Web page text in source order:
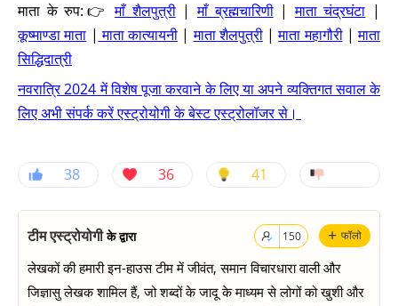
माता के रुप:👉माँ शैलपुत्री|माँ ब्रह्मचारिणी|माता चंद्रघंटा |
कूष्माण्डा माता | माता कात्यायनी |माता शैलपुत्री|माता महागौरी|माता
सिद्धिदात्री
नवरात्रि 2024 में विशेष पूजा करवाने के लिए या अपने व्यक्तिगत सवाल के
लिए अभी संपर्क करें एस्ट्रोयोगी के बेस्ट एस्ट्रोलॉजर से।
38 36 41
+ फॉलो
150
टीम एस्ट्रोयोगीके द्वारा
लेखकों की हमारी इन-हाउस टीम में जीवंत, समान विचारधारा वाली और
जिज्ञासु लेखक शामिल हैं, जो शब्दों के जादू के माध्यम से लोगों को खुशी और